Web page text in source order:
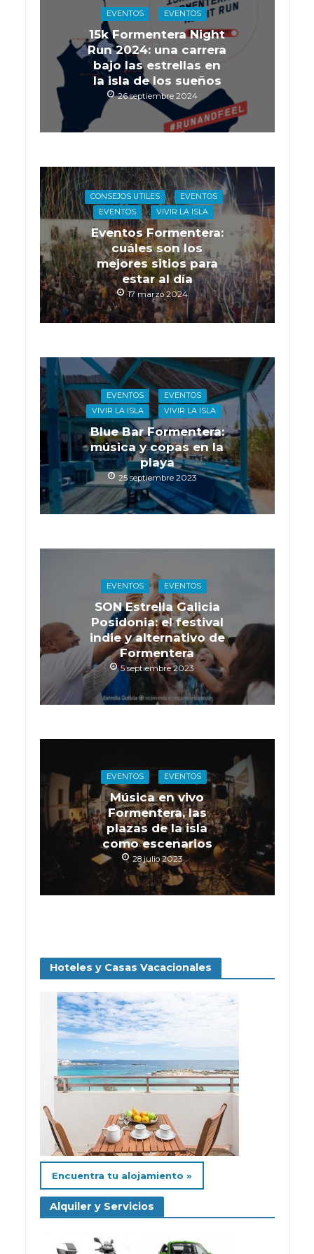
EVENTOS EVENTOS
15k Formentera Night
Run 2024: una carrera
bajo las estrellas en
la isla de los sueños
26 septiembre 2024
CONSEJOS UTILES
EVENTOS
EVENTOS
VIVIR LA ISLA
Eventos Formentera:
cuáles son los
mejores sitios para
estar al día
17 marzo 2024
EVENTOS
EVENTOS
VIVIR LA ISLA
VIVIR LA ISLA
Blue Bar Formentera:
música y copas en la
playa
25 septiembre 2023
EVENTOS EVENTOS
SON Estrella Galicia
Posidonia: el festival
indie y alternativo de
Formentera
5 septiembre 2023
EVENTOS EVENTOS
Música en vivo
Formentera, las
plazas de la isla
como escenarios
28 julio 2023
Hoteles y Casas Vacacionales
Encuentra tu alojamiento »
Alquiler y Servicios